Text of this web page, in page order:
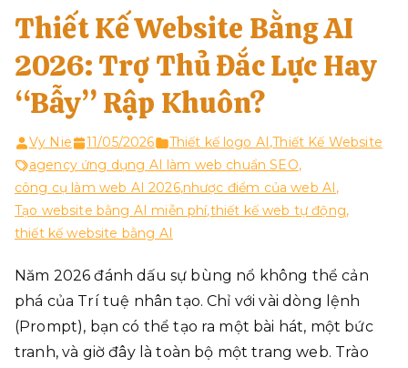
Thiết Kế Website Bằng AI
2026: Trợ Thủ Đắc Lực Hay
“Bẫy” Rập Khuôn?
Vy Nie 11/05/2026 Thiết kế logo AI ,Thiết Kế Website
agency ứng dụng AI làm web chuẩn SEO,
công cụ làm web AI 2026,nhược điểm của web AI ,
Tạo website bằng AI miễn phí,thiết kế web tự động,
thiết kế website bằng AI
Năm 2026 đánh dấu sự bùng nổ không thể cản
phá của Trí tuệ nhân tạo. Chỉ với vài dòng lệnh
(Prompt), bạn có thể tạo ra một bài hát, một bức
tranh, và giờ đây là toàn bộ một trang web. Trào